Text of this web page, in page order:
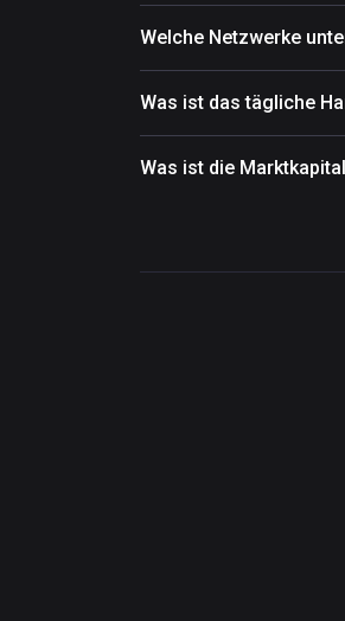
Welche Netzwerke
Was ist das tägliche
Was ist die